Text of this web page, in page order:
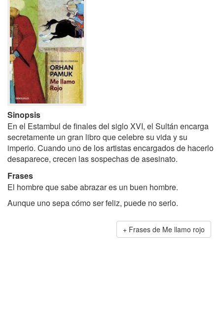
Sinopsis
En el Estambul de finales del siglo XVI, el Sultán encarga
secretamente un gran libro que celebre su vida y su
imperio. Cuando uno de los artistas encargados de hacerlo
desaparece, crecen las sospechas de asesinato.
Frases
El hombre que sabe abrazar es un buen hombre.
Aunque uno sepa cómo ser feliz, puede no serlo.
Frases de Me llamo rojo